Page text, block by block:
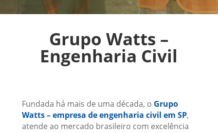
Grupo Watts –
Engenharia Civil
Fundada há mais de uma década, o Grupo
Watts – empresa de engenharia civil em SP,
atende ao mercado brasileiro com excelência